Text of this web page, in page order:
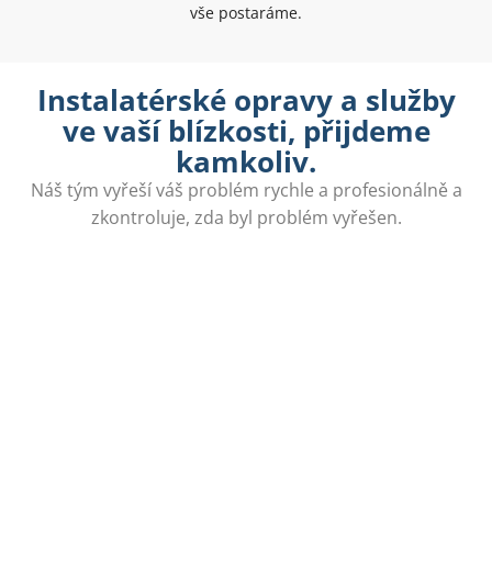
vše postaráme.
Instalatérské opravy a služby
ve vaší blízkosti, přijdeme
kamkoliv.
Náš tým vyřeší váš problém rychle a profesionálně a
zkontroluje, zda byl problém vyřešen.